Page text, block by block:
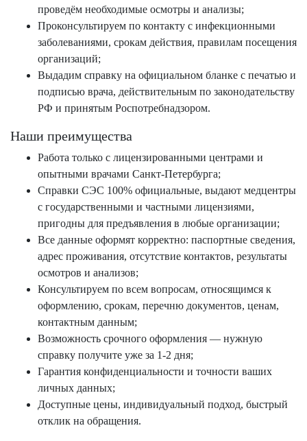
проведём необходимые осмотры и анализы;
Проконсультируем по контакту с инфекционными
заболеваниями, срокам действия, правилам посещения
организаций;
Выдадим справку на официальном бланке с печатью и
подписью врача, действительным по законодательству
РФ и принятым Роспотребнадзором.
Наши преимущества
Работа только с лицензированными центрами и
опытными врачами Санкт-Петербурга;
Справки СЭС 100% официальные, выдают медцентры
с государственными и частными лицензиями,
пригодны для предъявления в любые организации;
Все данные оформят корректно: паспортные сведения,
адрес проживания, отсутствие контактов, результаты
осмотров и анализов;
Консультируем по всем вопросам, относящимся к
оформлению, срокам, перечню документов, ценам,
контактным данным;
Возможность срочного оформления — нужную
справку получите уже за 1-2 дня;
Гарантия конфиденциальности и точности ваших
личных данных;
Доступные цены, индивидуальный подход, быстрый
отклик на обращения.